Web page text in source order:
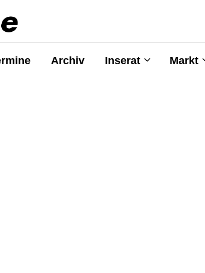
Archiv Inserat Markt